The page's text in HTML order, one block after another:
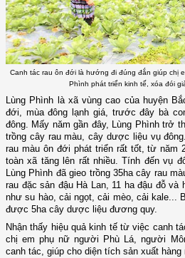
Canh tác rau ôn đới là hướng đi đúng đắn giúp chị
Phình phát triển kinh tế, xóa đói
Lùng Phình là xã vùng cao của huyện
đới, mùa đông lạnh giá, trước đây bà
đông. Mấy năm gần đây, Lùng Phình trở
trồng cây rau màu, cây dược liệu vụ
rau màu ôn đới phát triển rất tốt, từ năm
toàn xã tăng lên rất nhiều. Tính đến vụ
Lùng Phình đã gieo trồng 35ha cây rau
rau đặc sản đậu Hà Lan, 11 ha đậu đỗ và
như su hào, cải ngọt, cải mèo, cải kale...
được 5ha cây dược liệu đương quy.
Nhận thấy hiệu quả kinh tế từ việc canh
chị em phụ nữ người Phù Lá, người
canh tác, giúp cho diện tích sản xuất hàng